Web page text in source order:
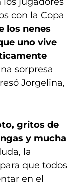
con la Copa
los nenes
uno vive
sorpresa
Jorgelina,
gritos de
y mucha
la
que todos
en el